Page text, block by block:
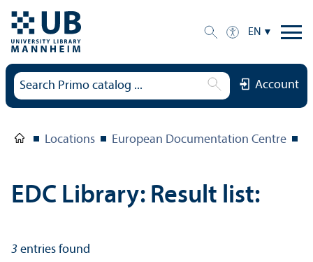
EN
Account
Locations European Documentation Centre
EDC Library: Result list:
3 entries found